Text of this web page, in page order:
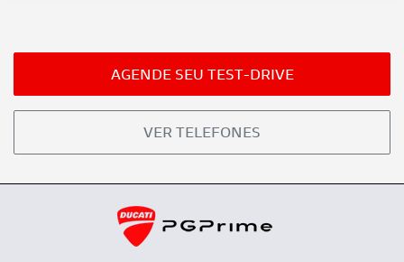
VER TELEFONES
AGENDE SEU TEST-DRIVE